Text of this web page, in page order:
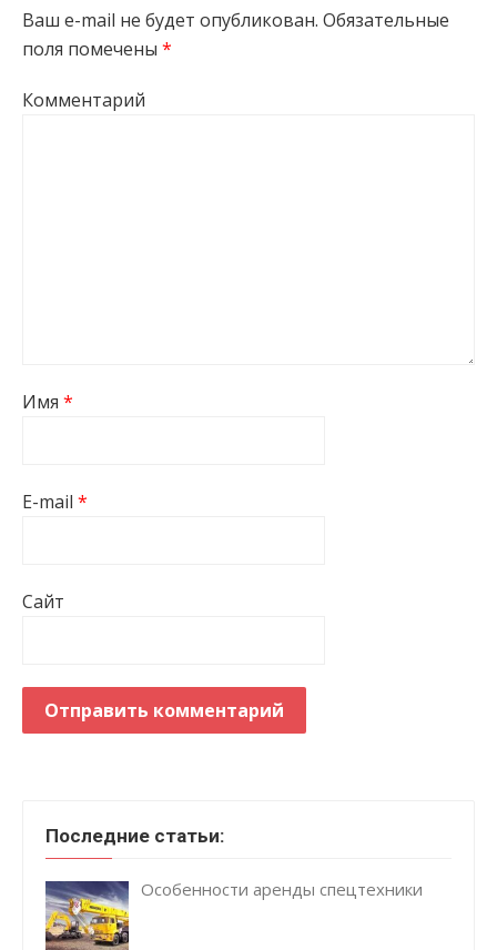
Ваш e-mail не будет опубликован. Обязательные
поля помечены *
Комментарий
Имя *
E-mail *
Сайт
Последние статьи:
Особенности аренды спецтехники